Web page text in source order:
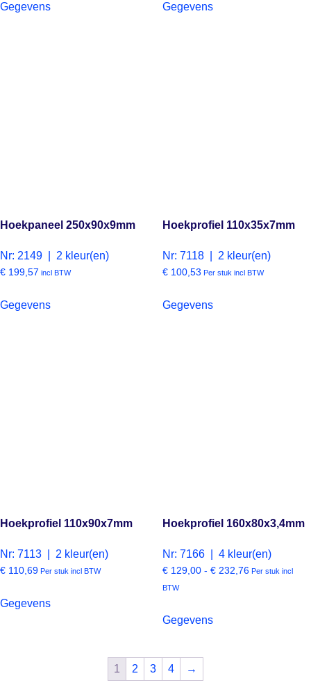
Gegevens Gegevens
Hoekpaneel 250x90x9mm
Nr: 2149 | 2 kleur(en)
€ 199,57 incl BTW
Gegevens
Hoekprofiel 110x35x7mm
Nr: 7118 | 2 kleur(en)
€ 100,53 Per stuk incl BTW
Gegevens
Hoekprofiel 110x90x7mm
Nr: 7113 | 2 kleur(en)
€ 110,69 Per stuk incl BTW
Gegevens
Hoekprofiel 160x80x3,4mm
Nr: 7166 | 4 kleur(en)
€ 129,00 - € 232,76 Per stuk incl
BTW
Gegevens
1 2 3 4 →